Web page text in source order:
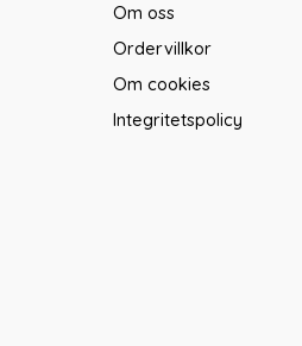
Om oss
Ordervillkor
Om cookies
Integritetspolicy